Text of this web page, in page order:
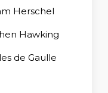
Herschel
Hawking
de Gaulle